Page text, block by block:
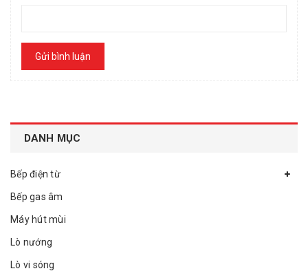
Gửi bình luận
DANH MỤC
Bếp điện từ
Bếp gas âm
Máy hút mùi
Lò nướng
Lò vi sóng